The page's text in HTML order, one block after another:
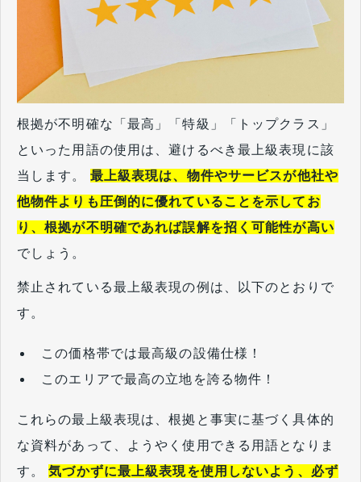
根拠が不明確な「最高」「特級」「トップクラス」
といった用語の使用は、避けるべき最上級表現に該
当します。 最上級表現は、物件やサービスが他社や
他物件よりも圧倒的に優れていることを示してお
り、根拠が不明確であれば誤解を招く可能性が高い
でしょう。
禁止されている最上級表現の例は、以下のとおりで
す。
この価格帯では最高級の設備仕様！
このエリアで最高の立地を誇る物件！
これらの最上級表現は、根拠と事実に基づく具体的
な資料があって、ようやく使用できる用語となりま
す。気づかずに最上級表現を使用しないよう、必ず